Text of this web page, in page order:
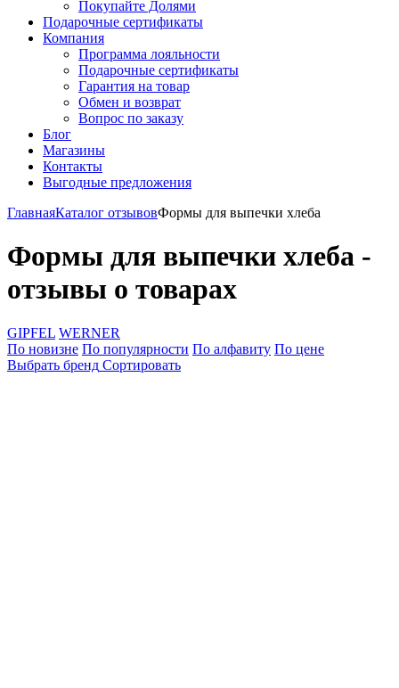
Покупайте Долями
Подарочные сертификаты
Компания
Программа лояльности
Подарочные сертификаты
Гарантия на товар
Обмен и возврат
Вопрос по заказу
Блог
Магазины
Контакты
Выгодные предложения
ГлавнаяКаталог отзывовФормы для выпечки хлеба
Формы для выпечки хлеба -
отзывы о товарах
GIPFEL WERNER
По новизне По популярности По алфавиту По цене
Выбрать бренд Сортировать